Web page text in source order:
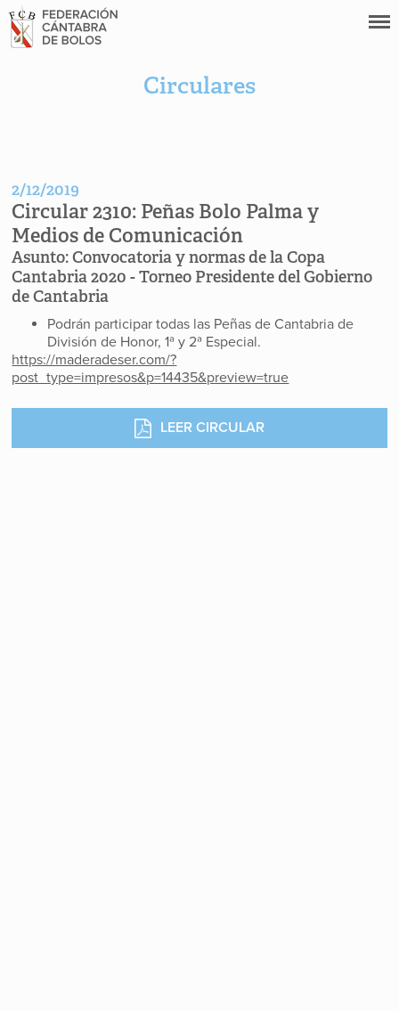
Circulares
2/12/2019
Circular 2310: Peñas Bolo Palma y
Medios de Comunicación
Asunto:Convocatoria y normas de la Copa
Cantabria 2020 - Torneo Presidente del Gobierno
de Cantabria
Podrán participar todas las Peñas de Cantabria de
División de Honor, 1ª y 2ª Especial.
https://maderadeser.com/?
post_type=impresos&p=14435&preview=true
LEER CIRCULAR